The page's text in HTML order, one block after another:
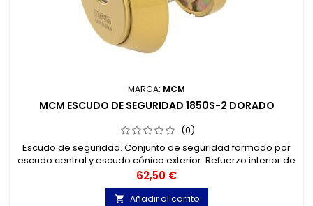
MARCA: MCM
MCM ESCUDO DE SEGURIDAD 1850S-2 DORADO
(0)
Escudo de seguridad. Conjunto de seguridad formado por
escudo central y escudo cónico exterior. Refuerzo interior de
acero.
Precio
62,50 €
 Añadir al carrito